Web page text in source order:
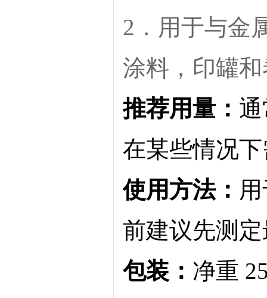
2．用于与金
涂料，印罐
推荐用量：
在某些情况
使用方法：
前建议先测
包装： 净重